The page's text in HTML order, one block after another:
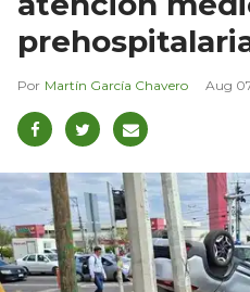
Martín García Chavero Aug